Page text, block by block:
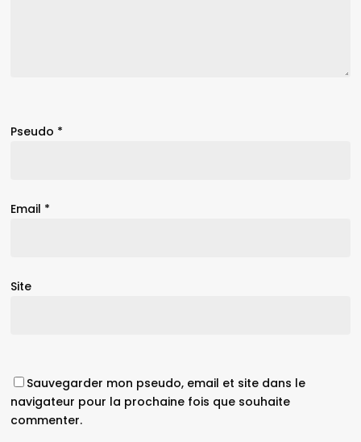
Pseudo *
Email *
Site
Sauvegarder mon pseudo, email et site dans le
navigateur pour la prochaine fois que souhaite
commenter.